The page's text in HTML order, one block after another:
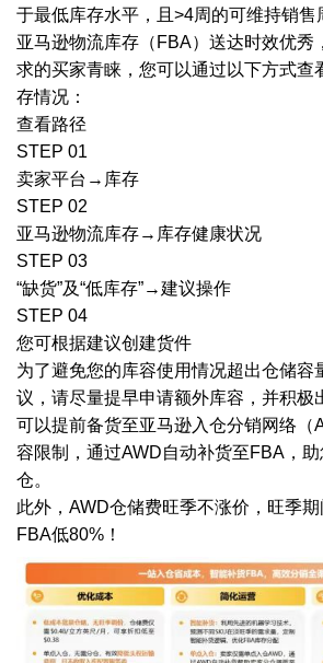
于最低库存水平，且>4周的可维持销售
亚马逊物流库存（FBA）送达时效优秀
求的买家青睐，您可以通过以下方式查
存情况：
查看路径
STEP 01
卖家平台→库存
STEP 02
亚马逊物流库存→库存健康状况
STEP 03
“缺货”及“低库存”→建议操作
STEP 04
您可根据建议创建货件
为了避免您的库容使用情况超出仓储容
议，请尽量提早申请额外库容，并积极
可以提前备货至亚马逊入仓分销网络（
容限制，通过AWD自动补货至FBA，
仓。
此外，AWD仓储费旺季不涨价，旺季
FBA低80%！